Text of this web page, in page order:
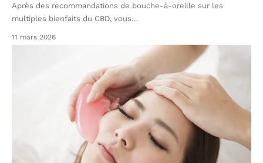
Après des recommandations de bouche-à-oreille sur les
multiples bienfaits du CBD, vous…
11 mars 2026